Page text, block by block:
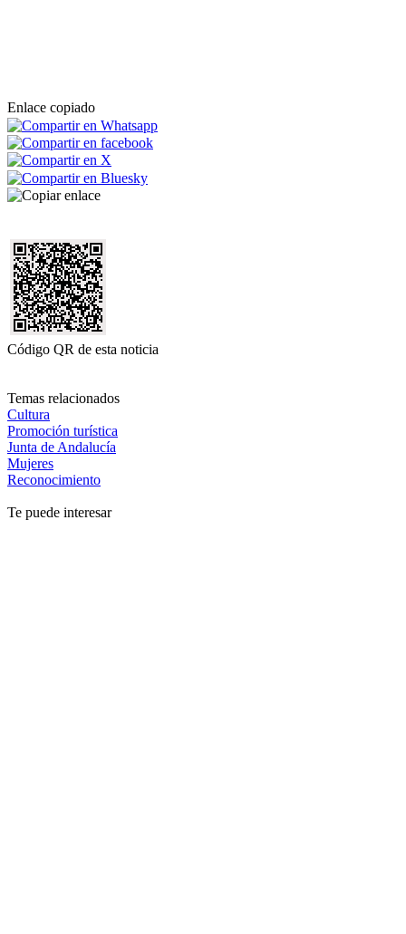
Enlace copiado
Código QR de esta noticia
Temas relacionados
Cultura
Promoción turística
Junta de Andalucía
Mujeres
Reconocimiento
Te puede interesar